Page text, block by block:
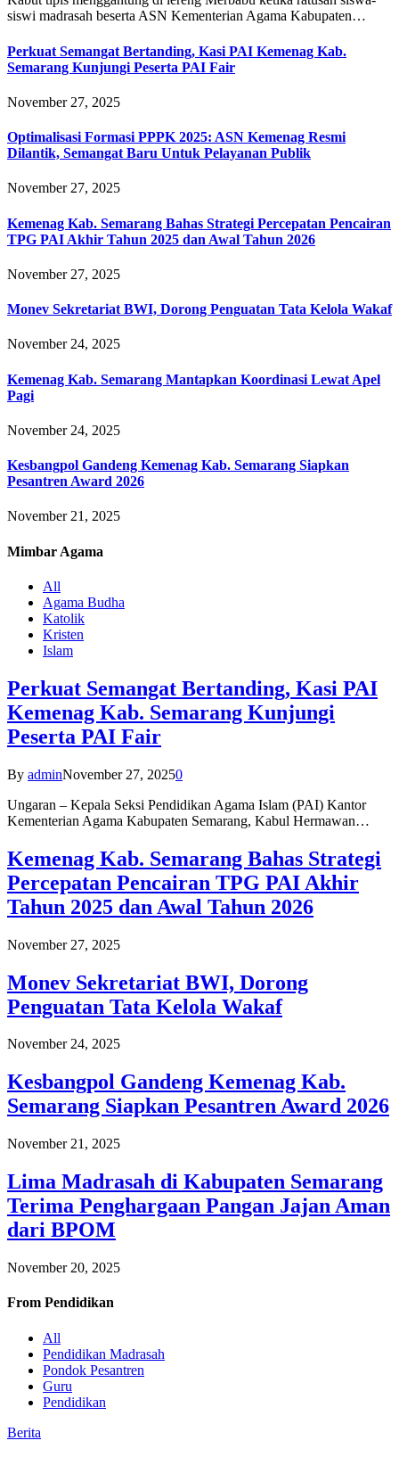
siswi madrasah beserta ASN Kementerian Agama Kabupaten…
Perkuat Semangat Bertanding, Kasi PAI Kemenag Kab.
Semarang Kunjungi Peserta PAI Fair
November 27, 2025
Optimalisasi Formasi PPPK 2025: ASN Kemenag Resmi
Dilantik, Semangat Baru Untuk Pelayanan Publik
November 27, 2025
Kemenag Kab. Semarang Bahas Strategi Percepatan Pencairan
TPG PAI Akhir Tahun 2025 dan Awal Tahun 2026
November 27, 2025
Monev Sekretariat BWI, Dorong Penguatan Tata Kelola Wakaf
November 24, 2025
Kemenag Kab. Semarang Mantapkan Koordinasi Lewat Apel
Pagi
November 24, 2025
Kesbangpol Gandeng Kemenag Kab. Semarang Siapkan
Pesantren Award 2026
November 21, 2025
Mimbar Agama
All
Agama Budha
Katolik
Kristen
Islam
Perkuat Semangat Bertanding, Kasi PAI
Kemenag Kab. Semarang Kunjungi
Peserta PAI Fair
By adminNovember 27, 20250
Ungaran – Kepala Seksi Pendidikan Agama Islam (PAI) Kantor
Kementerian Agama Kabupaten Semarang, Kabul Hermawan…
Kemenag Kab. Semarang Bahas Strategi
Percepatan Pencairan TPG PAI Akhir
Tahun 2025 dan Awal Tahun 2026
November 27, 2025
Monev Sekretariat BWI, Dorong
Penguatan Tata Kelola Wakaf
November 24, 2025
Kesbangpol Gandeng Kemenag Kab.
Semarang Siapkan Pesantren Award 2026
November 21, 2025
Lima Madrasah di Kabupaten Semarang
Terima Penghargaan Pangan Jajan Aman
dari BPOM
November 20, 2025
From Pendidikan
All
Pendidikan Madrasah
Pondok Pesantren
Guru
Pendidikan
Berita